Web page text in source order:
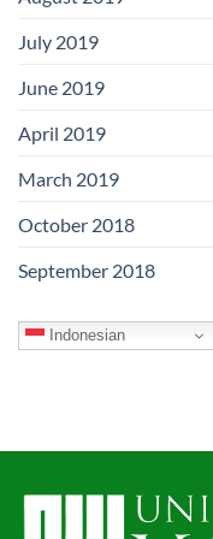
July 2019
June 2019
April 2019
March 2019
October 2018
September 2018
Indonesian